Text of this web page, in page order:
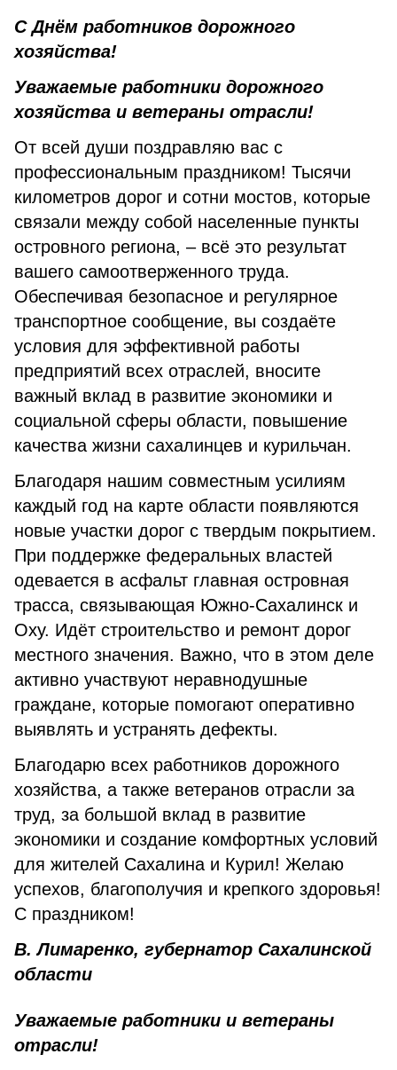
С Днём работников дорожного
хозяйства!
Уважаемые работники дорожного
хозяйства и ветераны отрасли!
От всей души поздравляю вас с
профессиональным праздником! Тысячи
километров дорог и сотни мостов, которые
связали между собой населенные пункты
островного региона, – всё это результат
вашего самоотверженного труда.
Обеспечивая безопасное и регулярное
транспортное сообщение, вы создаёте
условия для эффективной работы
предприятий всех отраслей, вносите
важный вклад в развитие экономики и
социальной сферы области, повышение
качества жизни сахалинцев и курильчан.
Благодаря нашим совместным усилиям
каждый год на карте области появляются
новые участки дорог с твердым покрытием.
При поддержке федеральных властей
одевается в асфальт главная островная
трасса, связывающая Южно-Сахалинск и
Оху. Идёт строительство и ремонт дорог
местного значения. Важно, что в этом деле
активно участвуют неравнодушные
граждане, которые помогают оперативно
выявлять и устранять дефекты.
Благодарю всех работников дорожного
хозяйства, а также ветеранов отрасли за
труд, за большой вклад в развитие
экономики и создание комфортных условий
для жителей Сахалина и Курил! Желаю
успехов, благополучия и крепкого здоровья!
С праздником!
В. Лимаренко, губернатор Сахалинской
области
Уважаемые работники и ветераны
отрасли!